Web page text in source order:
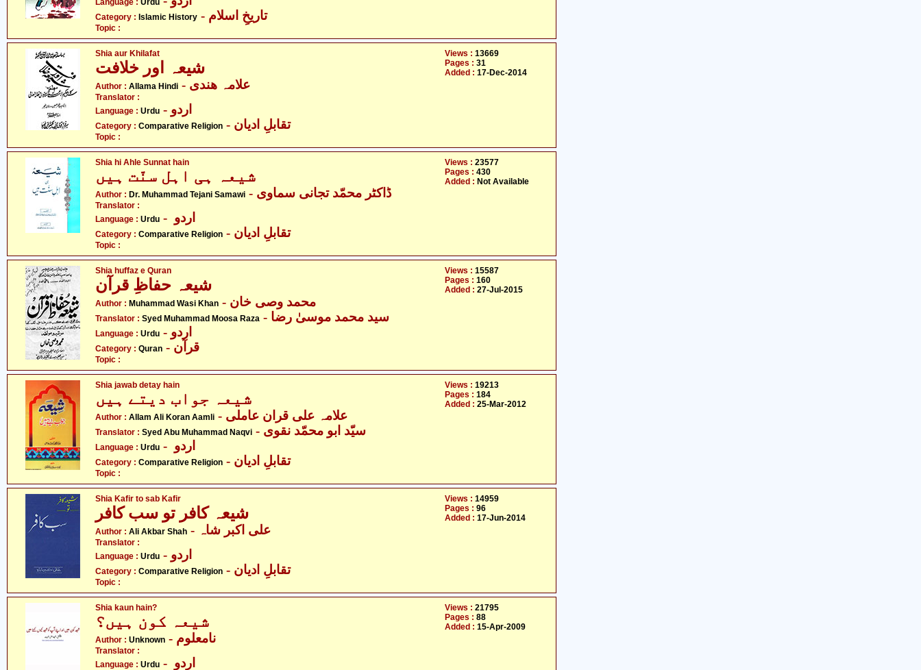
Language : Urdu
Category : Islamic History - تاریخِ اسلام
Topic :
Shia aur Khilafat
شیعہ اور خلافت
Author : Allama Hindi - علامہ ھندی
Translator :
Language : Urdu - اردو
Category : Comparative Religion - تقابلِ ادیان
Topic :
Views : 13669
Pages : 31
Added : 17-Dec-2014
Shia hi Ahle Sunnat hain
Author : Dr. Muhammad Tejani Samawi - ڈاکٹر محمّد تجانی سماوی
Translator :
Language : Urdu
Category : Comparative Religion - تقابلِ ادیان
Topic :
Views : 23577
Pages : 430
Added : Not Available
Shia huffaz e Quran
شیعہ حفاظِ قرآن
Author : Muhammad Wasi Khan - محمد وصی خان
Translator : Syed Muhammad Moosa Raza - سید محمد موسیٰ رضا
Language : Urdu - اردو
Category : Quran - قرآن
Topic :
Views : 15587
Pages : 160
Added : 27-Jul-2015
Shia jawab detay hain
Author : Allam Ali Koran Aamli - علامہ علی قران عاملی
Translator : Syed Abu Muhammad Naqvi - سیّد ابو محمّد نقوی
Language : Urdu
Category : Comparative Religion - تقابلِ ادیان
Topic :
Views : 19213
Pages : 184
Added : 25-Mar-2012
Shia Kafir to sab Kafir
شیعہ کافر تو سب کافر
Author : Ali Akbar Shah - علی اکبر شاہ
Translator :
Language : Urdu - اردو
Category : Comparative Religion - تقابلِ ادیان
Topic :
Views : 14959
Pages : 96
Added : 17-Jun-2014
Shia kaun hain?
شیعہ کون ہیں؟
Author : Unknown - نامعلوم
Translator :
Language : Urdu
Views : 21795
Pages : 88
Added : 15-Apr-2009